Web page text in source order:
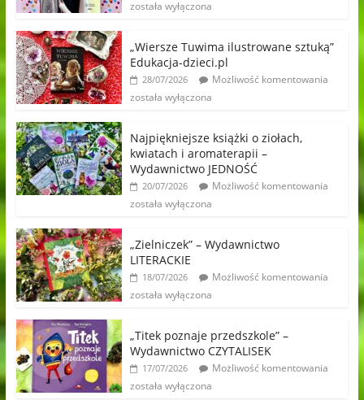
została wyłączona
„Wiersze Tuwima ilustrowane sztuką”
Edukacja-dzieci.pl
28/07/2026
Możliwość komentowania
została wyłączona
Najpiękniejsze książki o ziołach,
kwiatach i aromaterapii –
Wydawnictwo JEDNOŚĆ
20/07/2026
Możliwość komentowania
została wyłączona
„Zielniczek” – Wydawnictwo
LITERACKIE
18/07/2026
Możliwość komentowania
została wyłączona
„Titek poznaje przedszkole” –
Wydawnictwo CZYTALISEK
17/07/2026
Możliwość komentowania
została wyłączona